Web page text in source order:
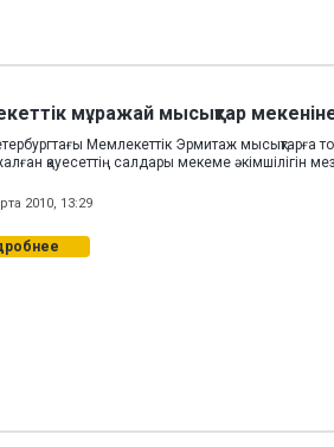
мұражай мысықтар
Мемлекеттік Эрмитаж мысықтарға
қауесеттің салдары мекеме әкімшілігін
2010, 13:29